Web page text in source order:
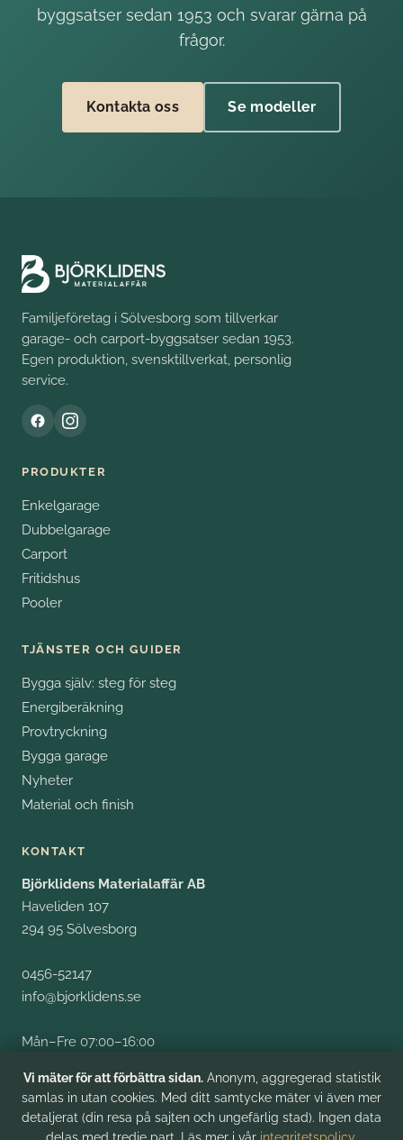
byggsatser sedan 1953 och svarar gärna på
frågor.
Kontakta oss Se modeller
Familjeföretag i Sölvesborg som tillverkar
garage- och carport-byggsatser sedan 1953.
Egen produktion, svensktillverkat, personlig
service.
PRODUKTER
Enkelgarage
Dubbelgarage
Carport
Fritidshus
Pooler
TJÄNSTER OCH GUIDER
Bygga själv: steg för steg
Energiberäkning
Provtryckning
Bygga garage
Nyheter
Material och finish
KONTAKT
Björklidens Materialaffär AB
Haveliden 107
294 95 Sölvesborg
0456-52147
info@bjorklidens.se
Mån–Fre 07:00–16:00
Vi mäter för att förbättra sidan.Anonym, aggregerad statistik
samlas in utan cookies. Med ditt samtycke mäter vi även mer
detaljerat (din resa på sajten och ungefärlig stad). Ingen data